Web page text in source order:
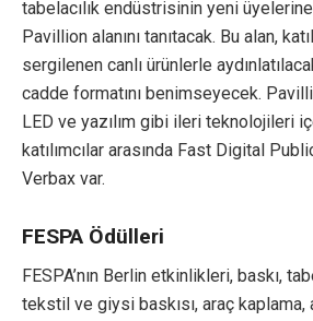
tabelacılık endüstrisinin yeni
Pavillion alanını tanıtacak. Bu alan,
sergilenen canlı ürünlerle
cadde formatını benimseyecek.
LED ve yazılım gibi ileri teknolojileri
katılımcılar arasında Fast Digital
Verbax var.
FESPA Ödülleri
FESPA’nın Berlin etkinlikleri, baskı,
tekstil ve giysi baskısı, araç kaplama,